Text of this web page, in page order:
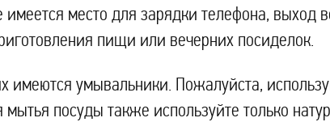
место для зарядки телефона, выход
пищи или вечерних посиделок.
имеются умывальники. Пожалуйста,
посуды также используйте только